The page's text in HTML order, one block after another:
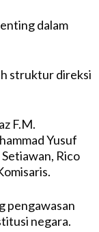
dalam
struktur direksi
F.M.
Yusuf
Rico
pengawasan
negara.